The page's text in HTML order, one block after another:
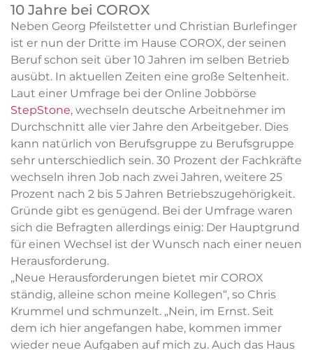
10 Jahre bei COROX
Neben Georg Pfeilstetter und Christian Burlefinger
ist er nun der Dritte im Hause COROX, der seinen
Beruf schon seit über 10 Jahren im selben Betrieb
ausübt. In aktuellen Zeiten eine große Seltenheit.
Laut einer Umfrage bei der Online Jobbörse
StepStone, wechseln deutsche Arbeitnehmer im
Durchschnitt alle vier Jahre den Arbeitgeber. Dies
kann natürlich von Berufsgruppe zu Berufsgruppe
sehr unterschiedlich sein. 30 Prozent der Fachkräfte
wechseln ihren Job nach zwei Jahren, weitere 25
Prozent nach 2 bis 5 Jahren Betriebszugehörigkeit.
Gründe gibt es genügend. Bei der Umfrage waren
sich die Befragten allerdings einig: Der Hauptgrund
für einen Wechsel ist der Wunsch nach einer neuen
Herausforderung.
„Neue Herausforderungen bietet mir COROX
ständig, alleine schon meine Kollegen“, so Chris
Krummel und schmunzelt. „Nein, im Ernst. Seit
dem ich hier angefangen habe, kommen immer
wieder neue Aufgaben auf mich zu. Auch das Haus